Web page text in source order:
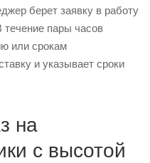
берет заявку в работу
пары часов
или срокам
и указывает сроки
на
с высотой